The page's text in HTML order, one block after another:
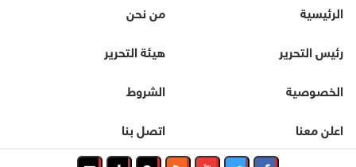
الرئيسية
من نحن
رئيس التحرير
هيئة التحرير
الخصوصية
الشروط
اعلن معنا
اتصل بنا